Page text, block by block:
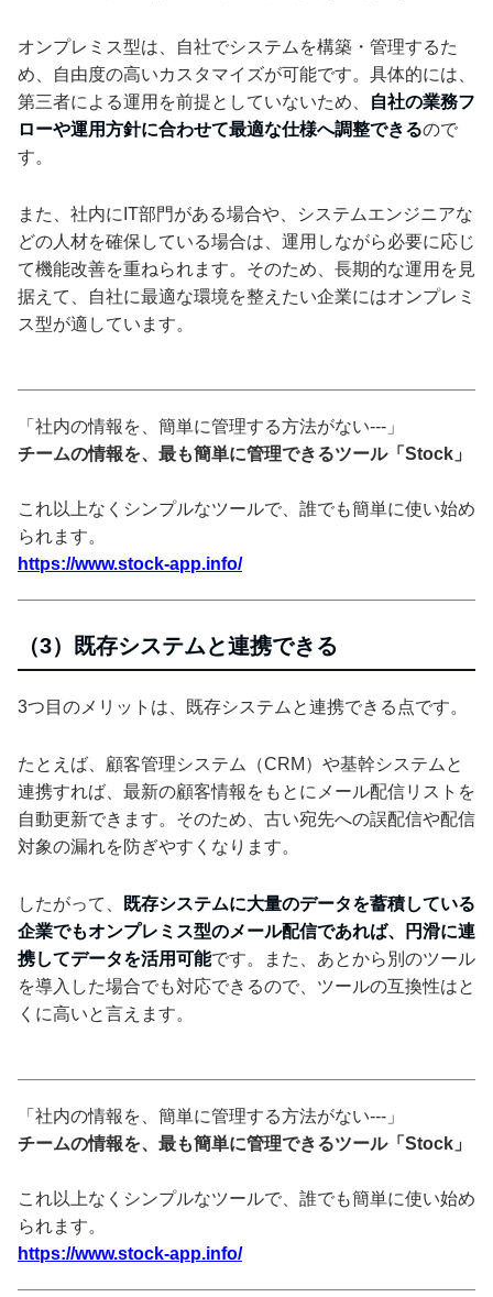
オンプレミス型は、自社でシステムを構築・管理するた
め、自由度の高いカスタマイズが可能です。具体的には、
第三者による運用を前提としていないため、
自社の業務フ
ローや運用方針に合わせて最適な仕様へ調整できるので
す。
また、社内にIT部門がある場合や、システムエンジニアな
どの人材を確保している場合は、運用しながら必要に応じ
て機能改善を重ねられます。そのため、長期的な運用を見
据えて、自社に最適な環境を整えたい企業にはオンプレミ
ス型が適しています。
「社内の情報を、簡単に管理する方法がない---」
チームの情報を、最も簡単に管理できるツール「Stock」
これ以上なくシンプルなツールで、誰でも簡単に使い始め
られます。
https://www.stock-app.info/
（3）既存システムと連携できる
3つ目のメリットは、既存システムと連携できる点です。
たとえば、顧客管理システム（CRM）や基幹システムと
連携すれば、最新の顧客情報をもとにメール配信リストを
自動更新できます。そのため、古い宛先への誤配信や配信
対象の漏れを防ぎやすくなります。
したがって、
既存システムに大量のデータを蓄積している
企業でもオンプレミス型のメール配信であれば、円滑に連
携してデータを活用可能です。また、あとから別のツール
を導入した場合でも対応できるので、ツールの互換性はと
くに高いと言えます。
「社内の情報を、簡単に管理する方法がない---」
チームの情報を、最も簡単に管理できるツール「Stock」
これ以上なくシンプルなツールで、誰でも簡単に使い始め
られます。
https://www.stock-app.info/